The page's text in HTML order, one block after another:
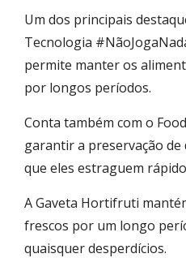
Um dos principais
Tecnologia
permite manter os
por longos períodos.
Conta também com o
garantir a preservação
que eles estraguem
A Gaveta Hortifruti
frescos por um longo
quaisquer desperdícios.